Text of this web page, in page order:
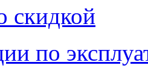
скидкой
по